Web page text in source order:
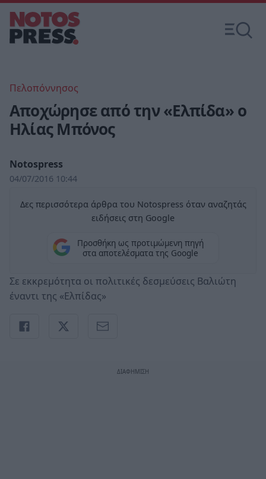
Πελοπόννησος
Αποχώρησε από την «Ελπίδα» ο
Ηλίας Μπόνος
Notospress
04/07/2016 10:44
Δες περισσότερα άρθρα του Notospress όταν αναζητάς
ειδήσεις στη Google
Προσθήκη ως προτιμώμενη πηγή
στα αποτελέσματα της Google
Σε εκκρεμότητα οι πολιτικές δεσμεύσεις Βαλιώτη
έναντι της «Ελπίδας»